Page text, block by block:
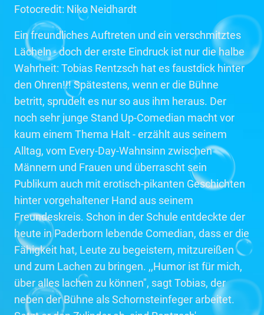
Fotocredit: Niko Neidhardt
Ein freundliches Auftreten und ein verschmitztes
Lächeln - doch der erste Eindruck ist nur die halbe
Wahrheit: Tobias Rentzsch hat es faustdick hinter
den Ohren!!! Spätestens, wenn er die Bühne
betritt, sprudelt es nur so aus ihm heraus. Der
noch sehr junge Stand Up-Comedian macht vor
kaum einem Thema Halt - erzählt aus seinem
Alltag, vom Every-Day-Wahnsinn zwischen
Männern und Frauen und überrascht sein
Publikum auch mit erotisch-pikanten Geschichten
hinter vorgehaltener Hand aus seinem
Freundeskreis. Schon in der Schule entdeckte der
heute in Paderborn lebende Comedian, dass er die
Fähigkeit hat, Leute zu begeistern, mitzureißen
und zum Lachen zu bringen. ,,Humor ist für mich,
über alles lachen zu können", sagt Tobias, der
neben der Bühne als Schornsteinfeger arbeitet.